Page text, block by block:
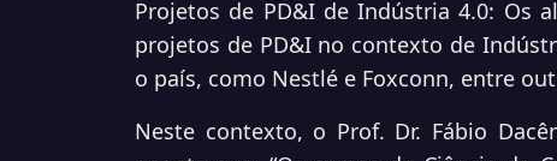
Projetos de PD&I de Indústria 4.0: Os
projetos de PD&I no contexto de
o país, como Nestlé e Foxconn, entre
Neste contexto, o Prof. Dr. Fábio